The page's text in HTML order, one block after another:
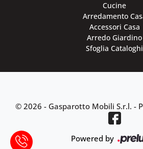
Cucine
Arredamento
Accessori Casa
Arredo Giardino
Sfoglia Cataloghi
© 2026 - Gasparotto Mobili S.r.l. -
Powered by